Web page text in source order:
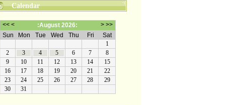
Calendar
哪裡有自由，哪裡就是祖國
转帖的留言未一一回复也定会点赞。非常感谢